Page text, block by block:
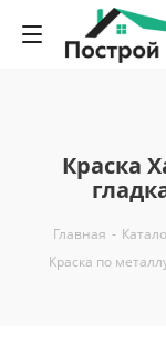
Краска
Главная -
Краска по